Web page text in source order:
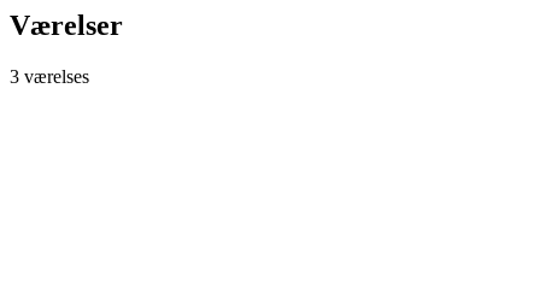
Værelser
3 værelses